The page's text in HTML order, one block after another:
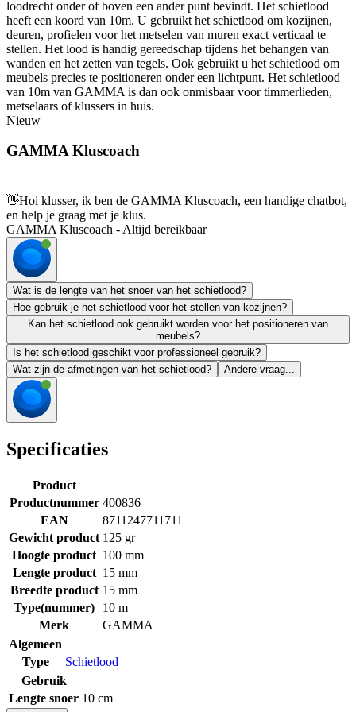
loodrecht onder of boven een ander punt bevindt. Het schietlood
heeft een koord van 10m. U gebruikt het schietlood om kozijnen,
deuren, profielen voor het metselen van muren exact verticaal te
stellen. Het lood is handig gereedschap tijdens het behangen van
wanden en het zetten van tegels. Ook gebruikt u het schietlood om
meubels precies te positioneren onder een lichtpunt. Het schietlood
van 10m van GAMMA is dan ook onmisbaar voor timmerlieden,
metselaars of klussers in huis.
Nieuw
GAMMA Kluscoach
👋Hoi klusser, ik ben de GAMMA Kluscoach, een handige chatbot,
en help je graag met je klus.
GAMMA Kluscoach - Altijd bereikbaar
Wat is de lengte van het snoer van het schietlood?
Hoe gebruik je het schietlood voor het stellen van kozijnen?
Kan het schietlood ook gebruikt worden voor het positioneren van
meubels?
Is het schietlood geschikt voor professioneel gebruik?
Wat zijn de afmetingen van het schietlood?
Andere vraag...
Specificaties
Product
Productnummer 400836
EAN
8711247711711
Gewicht product 125 gr
Hoogte product 100 mm
Lengte product 15 mm
Breedte product 15 mm
Type(nummer)
10 m
Merk
GAMMA
Algemeen
Type
Schietlood
Gebruik
Lengte snoer 10 cm